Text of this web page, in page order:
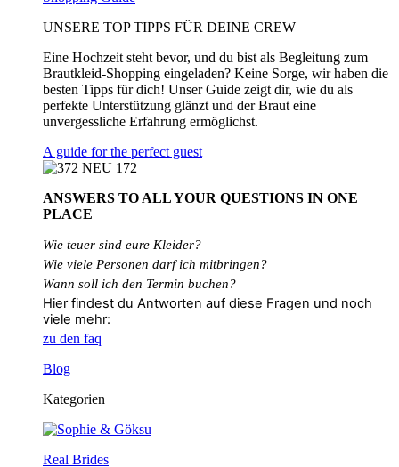
UNSERE TOP TIPPS FÜR DEINE CREW
Eine Hochzeit steht bevor, und du bist als Begleitung zum
Brautkleid-Shopping eingeladen? Keine Sorge, wir haben die
besten Tipps für dich! Unser Guide zeigt dir, wie du als
perfekte Unterstützung glänzt und der Braut eine
unvergessliche Erfahrung ermöglichst.
A guide for the perfect guest
ANSWERS TO ALLYOUR QUESTIONS IN ONE
PLACE
Wie teuer sind eure Kleider?
Wie viele Personen darf ich mitbringen?
Wann soll ich den Termin buchen?
Hier findest du Antworten auf diese Fragen und noch
viele mehr:
zu den faq
Blog
Kategorien
Real Brides